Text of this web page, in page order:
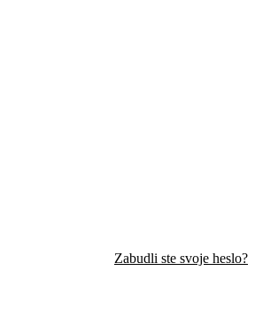
Zabudli ste svoje heslo?